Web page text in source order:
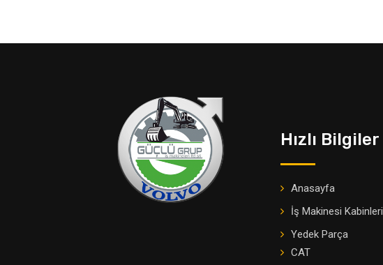
Hızlı Bilgiler
Anasayfa
İş Makinesi Kabinleri
Yedek Parça
CAT